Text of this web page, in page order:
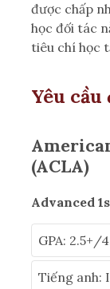
được chấp
học đối tác
tiêu chí học
Yêu cầu
(ACLA)
Advanced
GPA: 2.5+/
Tiếng anh: